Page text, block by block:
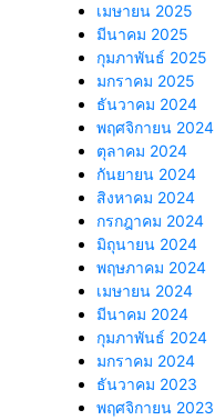
เมษายน 2025
มีนาคม 2025
กุมภาพันธ์ 2025
มกราคม 2025
ธันวาคม 2024
พฤศจิกายน 2024
ตุลาคม 2024
กันยายน 2024
สิงหาคม 2024
กรกฎาคม 2024
มิถุนายน 2024
พฤษภาคม 2024
เมษายน 2024
มีนาคม 2024
กุมภาพันธ์ 2024
มกราคม 2024
ธันวาคม 2023
พฤศจิกายน 2023